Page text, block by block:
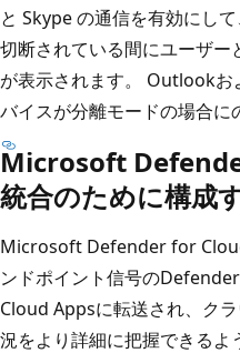
と Skype の通信を有効にし
切断されている間にユーザ
が表示されます。 Outlookお
バイスが分離モードの場合に
Microsoft
統合のために構成
Microsoft Defender for
ンドポイント信号の
Cloud Appsに転送され、ク
況をより詳細に把握できるよ